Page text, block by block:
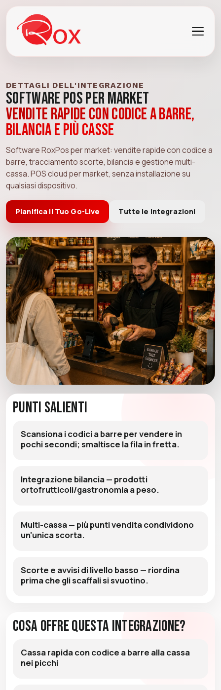
DETTAGLI DELL'INTEGRAZIONE
Software POS per Market
Vendite rapide con codice a barre,
bilancia e più casse
Software RoxPos per market: vendite rapide con codice a
barre, tracciamento scorte, bilancia e gestione multi-
cassa. POS cloud per market, senza installazione su
qualsiasi dispositivo.
Pianifica il Tuo Go-Live Tutte le Integrazioni
Punti Salienti
Scansiona i codici a barre per vendere in
pochi secondi; smaltisce la fila in fretta.
Integrazione bilancia — prodotti
ortofrutticoli/gastronomia a peso.
Multi-cassa — più punti vendita condividono
un'unica scorta.
Scorte e avvisi di livello basso — riordina
prima che gli scaffali si svuotino.
Cosa Offre Questa Integrazione?
Cassa rapida con codice a barre alla cassa
nei picchi